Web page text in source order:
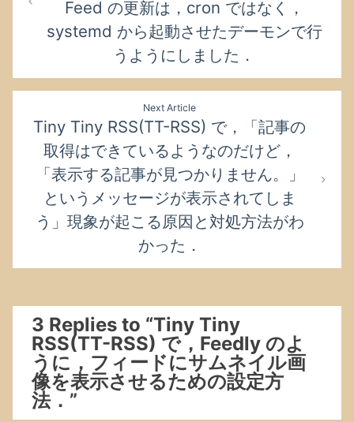
ゲ
ン
Feed の更新は，cron ではなく，
systemd から起動させたデーモンで行
うようにしました．
Next Article
Tiny Tiny RSS(TT-RSS) で，「記事の
取得はできているようなのだけど，
「表示する記事が見つかりません。」
というメッセージが表示されてしま
う」現象が起こる原因と対処方法がわ
かった．
3 Replies to “Tiny Tiny
RSS(TT-RSS) で，Feedly のよ
うに，フィードにサムネイル画
像を表示させるための設定方
法．”